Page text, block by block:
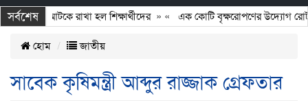
সর্বশেষ
পরও আটকে রাখা হল শিক্ষার্থীদের» « এক কোটি বৃক্ষরোপণের উদ্যোগ
হোম জাতীয়
সাবেক কৃষিমন্ত্রী আব্দুর রাজ্জাক গ্রেফতার